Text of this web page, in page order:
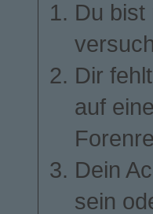
ALLES UM TECHNOLOGIE.
FAKULTÄT IST NICHT
GEORGE SMOOT, MARIO
RICHARD FEYNMAN
QUASI MIT BLICKKONTAKT
DIE JOHN D. O’BRYANT
JUNGE GENIES EIN
DIE BEIDEN
ABSOLVENTEN DER „JDOB“
MIT BEVORZUGT
DER DRITTE HAUPTSPIELORT
TECH. EIN GIGANTISCHES
SOFTWARE-LÖSUNGEN
IM VORDERGRUND STEHT
Du bist
Dir
auf
Dein
sein